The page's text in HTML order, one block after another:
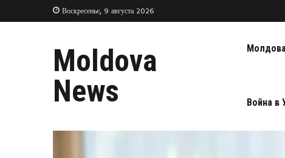
Воскресенье, 9 августа 2026
Moldova
News
Война в